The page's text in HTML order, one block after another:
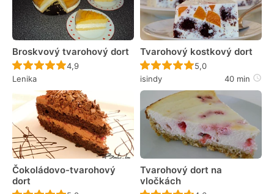
Broskvový tvarohový dort
Recept ještě nebyl hodnocen
4,9
Lenika
Tvarohový kostkový dort
Recept ještě nebyl
5,0
isindy
40 min
Čokoládovo-tvarohový
dort
Tvarohový dort na
vločkách